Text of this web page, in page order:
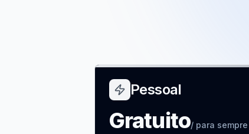
Pessoal
Gratuito/ para sempre